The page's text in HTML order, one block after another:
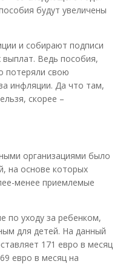
будут увеличены
и собирают подписи
выплат. Ведь пособия,
потеряли свою
инфляции. Да что там,
скорее –
организациями было
на основе которых
менее приемлемые
по уходу за ребенком,
для детей. На данный
171 евро в месяц
евро в месяц на